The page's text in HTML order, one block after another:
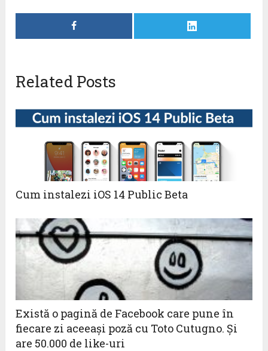
Related Posts
Cum instalezi iOS 14 Public Beta
Există o pagină de Facebook care pune în
fiecare zi aceeaşi poză cu Toto Cutugno. Şi
are 50.000 de like-uri